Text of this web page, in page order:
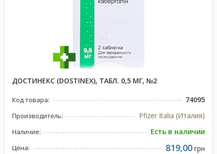
ДОСТИНЕКС (DOSTINEX), ТАБЛ. 0,5 МГ, №2
Код товара: 74095
Производитель: Pfizer Italia (Италия)
Наличие: Есть в наличии
Цена: 819,00 грн